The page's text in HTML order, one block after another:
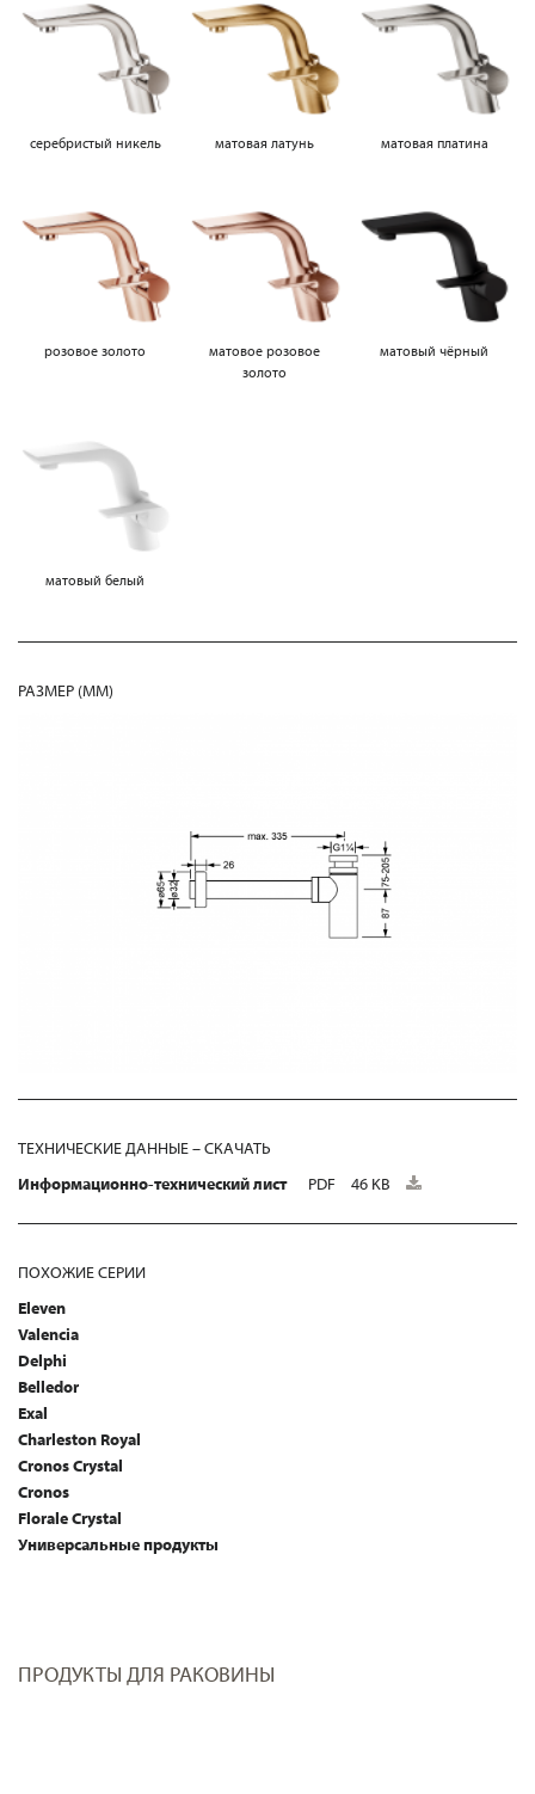
серебристый никель матовая латунь матовая платина
розовое золото
матовое розовое
золото
матовый чёрный
матовый белый
РАЗМЕР (MM)
ТЕХНИЧЕСКИЕ ДАННЫЕ – СКАЧАТЬ
Информационно-технический лист
PDF 46 KB
ПОХОЖИЕ СЕРИИ
Eleven
Valencia
Delphi
Belledor
Exal
Charleston Royal
Cronos Crystal
Cronos
Florale Crystal
Универсальные продукты
ПРОДУКТЫ ДЛЯ РАКОВИНЫ